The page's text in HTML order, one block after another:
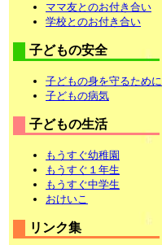
ママ友とのお付き合い
学校とのお付き合い
子どもの安全
子どもの身を守るために
子どもの病気
子どもの生活
もうすぐ幼稚園
もうすぐ１年生
もうすぐ中学生
おけいこ
リンク集